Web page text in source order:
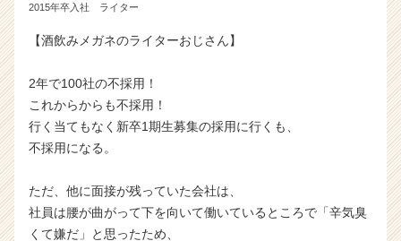
2015年卒入社 ライター
【酒飲みメガネのライターおじさん】
2年で100社の不採用！
これからからも不採用！
行く当てもなく新卒1期生募集の採用に行くも、
不採用になる。
ただ、他に面接が残っていた会社は、
社員は腰が曲がって下を向いて働いているところで「辛気臭
くて嫌だ」と思ったため、